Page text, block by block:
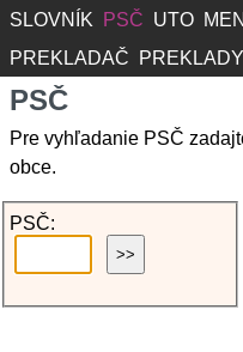
SLOVNÍK PSČ UTO
PREKLADAČ
PREKLADY
PSČ
Pre vyhľadanie PSČ
obce.
PSČ: